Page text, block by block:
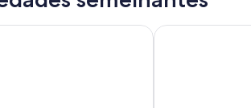
Chácara linda